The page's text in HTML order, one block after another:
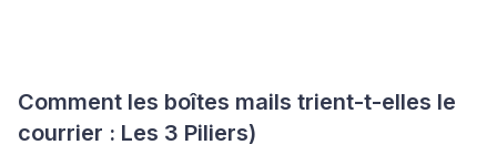
Comment les boîtes mails trient-t-elles le
courrier : Les 3 Piliers)